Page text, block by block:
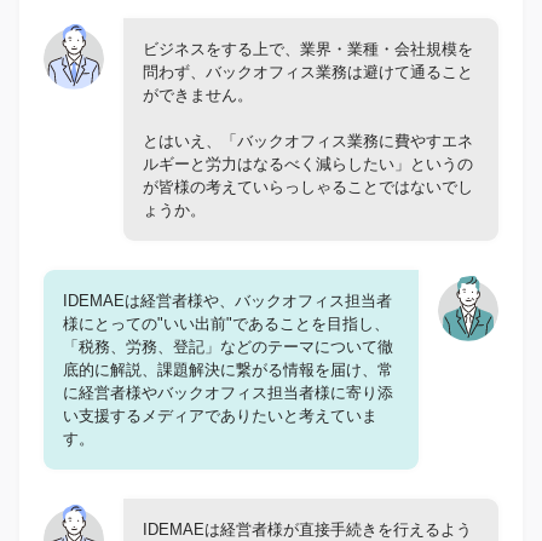
ビジネスをする上で、業界・業種・会社規模を
問わず、バックオフィス業務は避けて通ること
ができません。
とはいえ、「バックオフィス業務に費やすエネ
ルギーと労力はなるべく減らしたい」というの
が皆様の考えていらっしゃることではないでし
ょうか。
IDEMAEは経営者様や、バックオフィス担当者
様にとっての"いい出前"であることを目指し、
「税務、労務、登記」などのテーマについて徹
底的に解説、課題解決に繋がる情報を届け、常
に経営者様やバックオフィス担当者様に寄り添
い支援するメディアでありたいと考えていま
す。
IDEMAEは経営者様が直接手続きを行えるよう